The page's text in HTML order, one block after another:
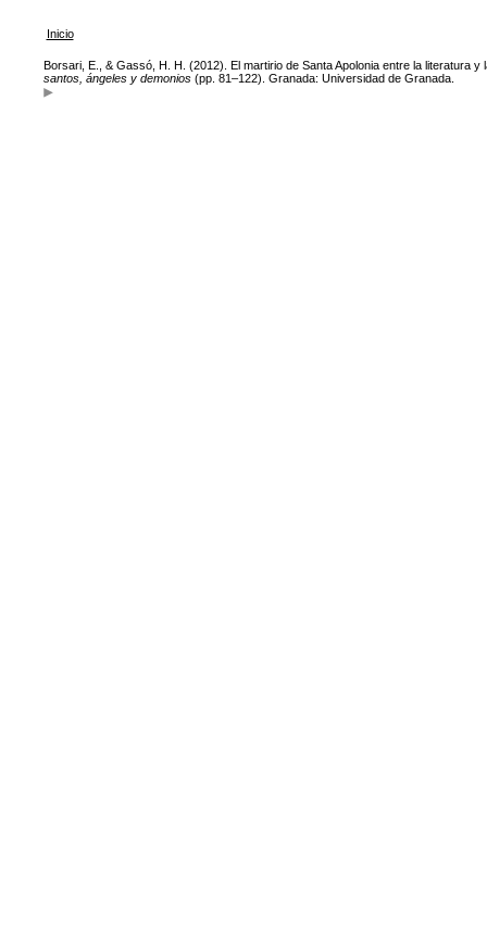
Inicio
Borsari, E., & Gassó, H. H. (2012). El martirio de Santa Apolonia entre la literatura
santos, ángeles y demonios(pp. 81–122). Granada: Universidad de Granada.